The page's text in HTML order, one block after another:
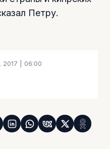
Петру.
2017 | 06:00